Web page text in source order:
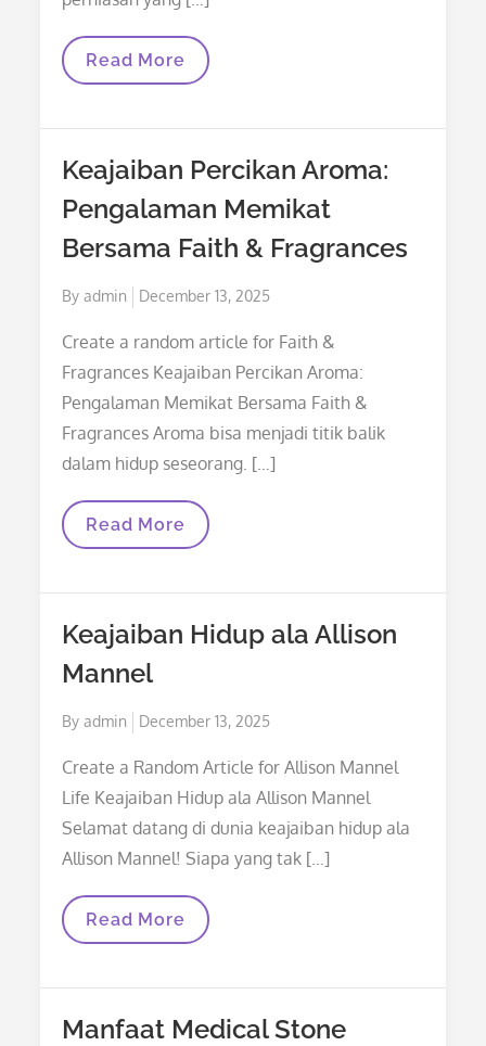
Memahami
Lebih
Perhiasan
Para
Pecinta
Perhiasan
Read More
Keajaiban Percikan Aroma:
Pengalaman Memikat
Bersama Faith & Fragrances
Byadmin
Posted
December 13, 2025
Create a random article for Faith &
Fragrances Keajaiban Percikan Aroma:
Pengalaman Memikat Bersama Faith &
Fragrances Aroma bisa menjadi titik balik
dalam hidup seseorang. […]
Keajaiban
Percikan
Memikat
Faith
Fragrances
Read More
Keajaiban Hidup ala Allison
Mannel
Byadmin
Posted
December 13, 2025
Create a Random Article for Allison Mannel
Life Keajaiban Hidup ala Allison Mannel
Selamat datang di dunia keajaiban hidup ala
Allison Mannel! Siapa yang tak […]
Keajaiban
Hidup
Mannel
Read More
Manfaat Medical Stone